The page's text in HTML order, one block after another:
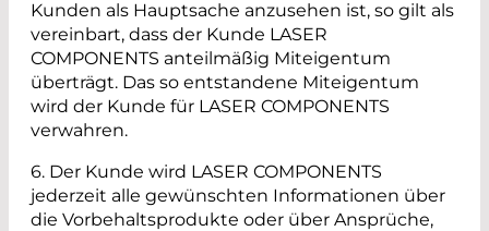
Kunden als Hauptsache anzusehen ist, so gilt als
vereinbart, dass der Kunde LASER
COMPONENTS anteilmäßig Miteigentum
überträgt. Das so entstandene Miteigentum
wird der Kunde für LASER COMPONENTS
verwahren.
6. Der Kunde wird LASER COMPONENTS
jederzeit alle gewünschten Informationen über
die Vorbehaltsprodukte oder über Ansprüche,